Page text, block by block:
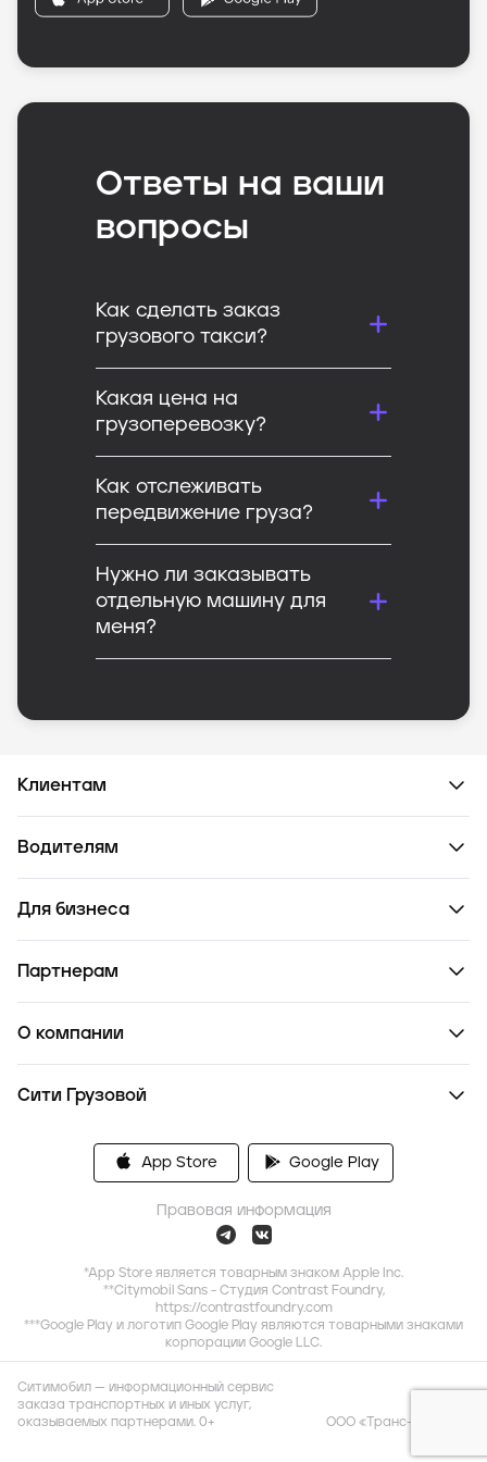
Ответы на ваши
вопросы
Как сделать заказ
грузового такси?
Какая цена на
грузоперевозку?
Как отслеживать
передвижение груза?
Нужно ли заказывать
отдельную машину для
меня?
Клиентам
Водителям
Для бизнеса
Партнерам
О компании
Сити Грузовой
App Store Google Play
Правовая информация
*App Store является товарным знаком Apple Inc.
**Citymobil Sans - Студия Contrast Foundry,
https://contrastfoundry.com
***Google Play и логотип Google Play являются товарными знаками
корпорации Google LLC.
Ситимобил — информационный сервис
заказа транспортных и иных услуг,
оказываемых партнерами. 0+
ООО «Транс-Миссия»